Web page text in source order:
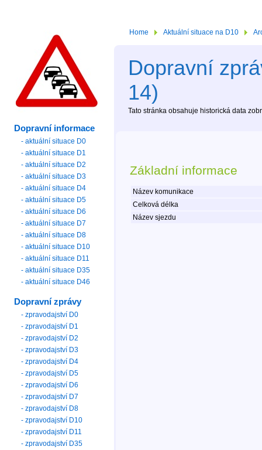
Home Aktuální situace na D10
Dopravní
14)
Tato stránka obsahuje historická data
Základní informace
Název komunikace
Celková délka
Název sjezdu
Dopravní informace
- aktuální situace D0
- aktuální situace D1
- aktuální situace D2
- aktuální situace D3
- aktuální situace D4
- aktuální situace D5
- aktuální situace D6
- aktuální situace D7
- aktuální situace D8
- aktuální situace D10
- aktuální situace D11
- aktuální situace D35
- aktuální situace D46
Dopravní zprávy
- zpravodajství D0
- zpravodajství D1
- zpravodajství D2
- zpravodajství D3
- zpravodajství D4
- zpravodajství D5
- zpravodajství D6
- zpravodajství D7
- zpravodajství D8
- zpravodajství D10
- zpravodajství D11
- zpravodajství D35